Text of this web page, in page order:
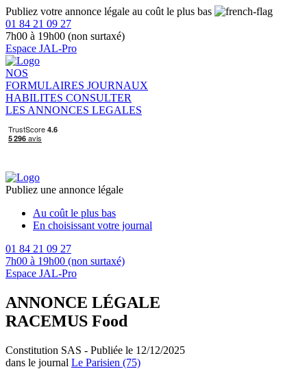
Publiez votre annonce légale au coût le plus bas
01 84 21 09 27
7h00 à 19h00 (non surtaxé)
Espace JAL-Pro
NOS
FORMULAIRES JOURNAUX
HABILITES CONSULTER
LES ANNONCES LEGALES
Publiez une annonce légale
Au coût le plus bas
En choisissant votre journal
01 84 21 09 27
7h00 à 19h00 (non surtaxé)
Espace JAL-Pro
ANNONCE LÉGALE
RACEMUS Food
Constitution SAS - Publiée le 12/12/2025
dans le journal Le Parisien (75)